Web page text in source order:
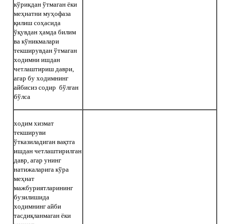
кўрикдан ўтмаган ёки
меҳнатни муҳофаза
қилиш соҳасида
ўқувдан ҳамда билим
ва кўникмалари
текширувдан ўтмаган
ходимни ишдан
четлаштириш даври,
агар бу ходимнинг
айбисиз содир бўлган
бўлса
ходим хизмат
текшируви
ўтказиладиган вақтга
ишдан четлаштирилган
давр, агар унинг
натижаларига кўра
меҳнат
мажбуриятларининг
бузилишида
ходимнинг айби
тасдиқланмаган ёки